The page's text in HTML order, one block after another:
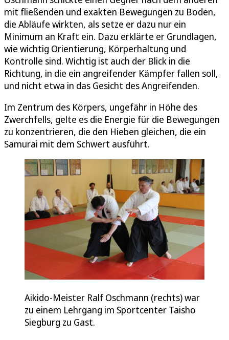
mit fließenden und exakten Bewegungen zu Boden,
die Abläufe wirkten, als setze er dazu nur ein
Minimum an Kraft ein. Dazu erklärte er Grundlagen,
wie wichtig Orientierung, Körperhaltung und
Kontrolle sind. Wichtig ist auch der Blick in die
Richtung, in die ein angreifender Kämpfer fallen soll,
und nicht etwa in das Gesicht des Angreifenden.
Im Zentrum des Körpers, ungefähr in Höhe des
Zwerchfells, gelte es die Energie für die Bewegungen
zu konzentrieren, die den Hieben gleichen, die ein
Samurai mit dem Schwert ausführt.
Aikido-Meister Ralf Oschmann (rechts) war
zu einem Lehrgang im Sportcenter Taisho
Siegburg zu Gast.